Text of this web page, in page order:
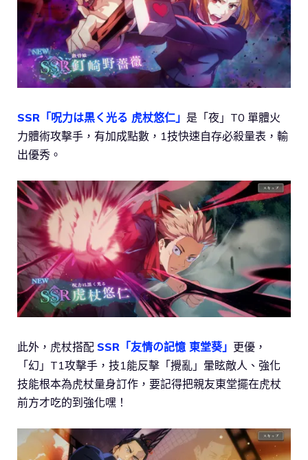
SSR「呪力は黒く光る 虎杖悠仁」 是「夜」T0 單體火
力體術攻擊手，有加成點數，1技快速自存必殺量表，輸
出優秀。
此外，虎杖搭配 SSR「友情の記憶 東堂葵」 更優，
「幻」T1攻擊手，技1能反擊「攪亂」暈眩敵人、強化
技能根本為虎杖量身訂作，要記得把親友東堂擺在虎杖
前方才吃的到強化嘿！